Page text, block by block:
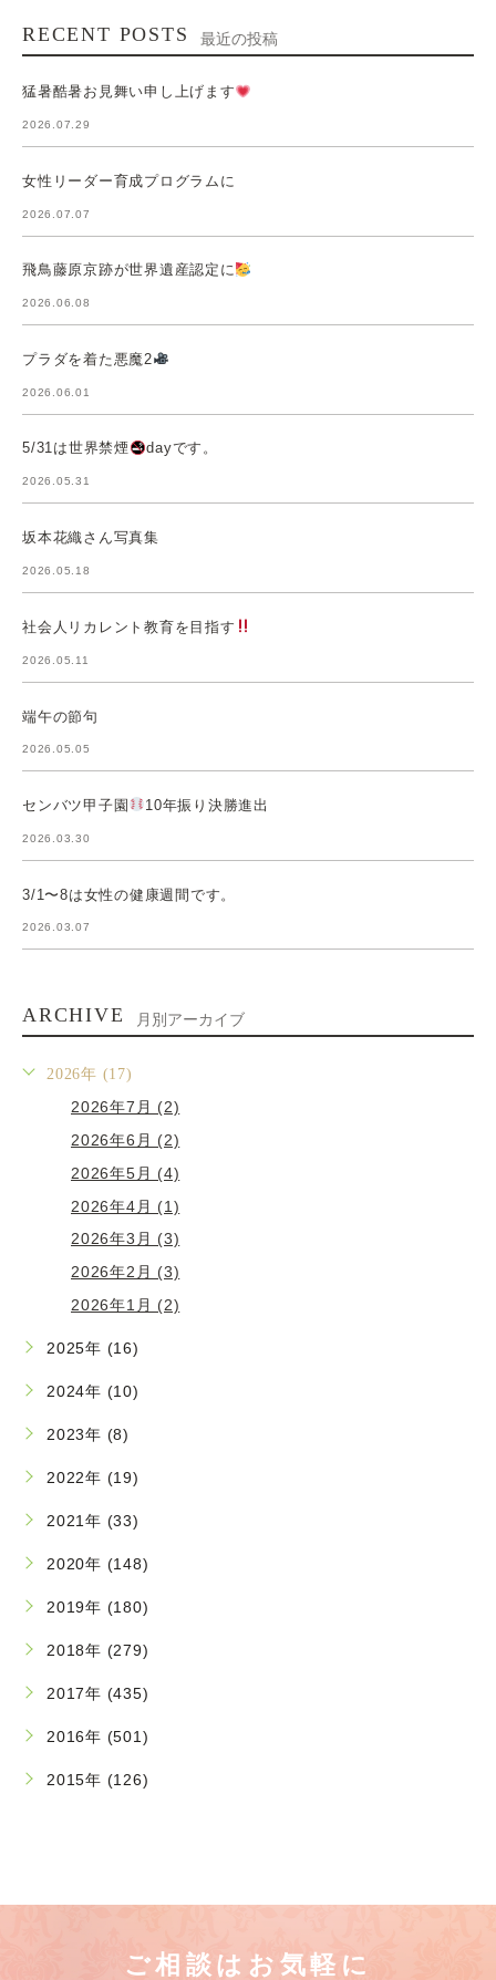
RECENT POSTS 最近の投稿
猛暑酷暑お見舞い申し上げます
2026.07.29
女性リーダー育成プログラムに
2026.07.07
飛鳥藤原京跡が世界遺産認定に
2026.06.08
プラダを着た悪魔2
2026.06.01
5/31は世界禁煙 dayです。
2026.05.31
坂本花織さん写真集
2026.05.18
社会人リカレント教育を目指す
2026.05.11
端午の節句
2026.05.05
センバツ甲子園 10年振り決勝進出
2026.03.30
3/1〜8は女性の健康週間です。
2026.03.07
ARCHIVE 月別アーカイブ
2026年 (17)
2026年7月 (2)
2026年6月 (2)
2026年5月 (4)
2026年4月 (1)
2026年3月 (3)
2026年2月 (3)
2026年1月 (2)
2025年 (16)
2024年 (10)
2023年 (8)
2022年 (19)
2021年 (33)
2020年 (148)
2019年 (180)
2018年 (279)
2017年 (435)
2016年 (501)
2015年 (126)
ご相談はお気軽に